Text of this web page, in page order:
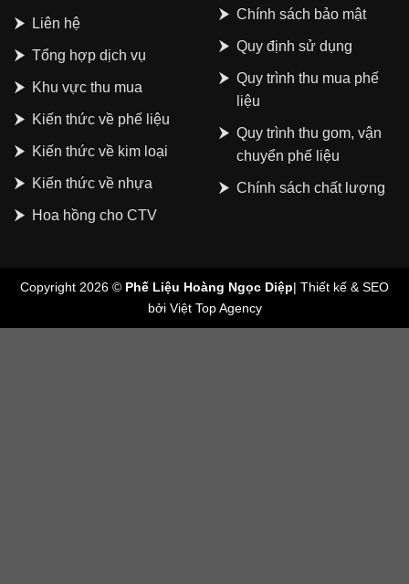
Liên hệ
Tổng hợp dịch vụ
Khu vực thu mua
Kiến thức về phế liệu
Kiến thức về kim loại
Kiến thức về nhựa
Hoa hồng cho CTV
Chính sách bảo mật
Quy định sử dụng
Quy trình thu mua phế
liệu
Quy trình thu gom, vận
chuyển phế liệu
Chính sách chất lượng
Copyright 2026 © Phế Liệu Hoàng Ngọc Diệp| Thiết kế & SEO
bởi Việt Top Agency